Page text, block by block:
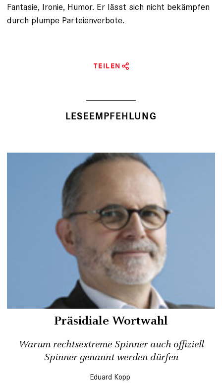
Fantasie, Ironie, Humor. Er lässt sich nicht bekämpfen
durch plumpe Parteienverbote.
TEILEN
LESEEMPFEHLUNG
Präsidiale Wortwahl
Warum rechtsextreme Spinner auch offiziell
Spinner genannt werden dürfen
Eduard Kopp